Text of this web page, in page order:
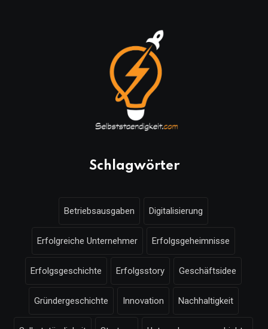
Schlagwörter
Betriebsausgaben Digitalisierung
Erfolgreiche Unternehmer Erfolgsgeheimnisse
Erfolgsgeschichte Erfolgsstory Geschäftsidee
Gründergeschichte Innovation Nachhaltigkeit